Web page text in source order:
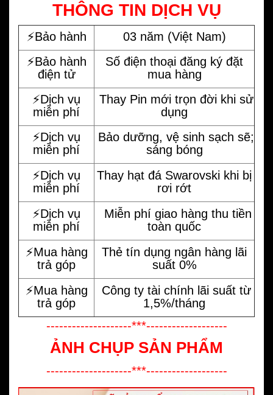
THÔNG TIN DỊCH VỤ
⚡️Bảo hành
03 năm (Việt Nam)
⚡️Bảo hành
điện tử
Số điện thoại đăng ký đặt
mua hàng
⚡️Dịch vụ
miễn phí
Thay Pin mới trọn đời khi sử
dụng
⚡️Dịch vụ
miễn phí
Bảo dưỡng, vệ sinh sạch sẽ;
sáng bóng
⚡️Dịch vụ
miễn phí
Thay hạt đá Swarovski khi bị
rơi rớt
⚡️Dịch vụ
miễn phí
Miễn phí giao hàng thu tiền
toàn quốc
⚡️Mua hàng
trả góp
Thẻ tín dụng ngân hàng lãi
suất 0%
⚡️Mua hàng
trả góp
Công ty tài chính lãi suất từ
1,5%/tháng
--------------------***-------------------
ẢNH CHỤP SẢN PHẨM
--------------------***-------------------